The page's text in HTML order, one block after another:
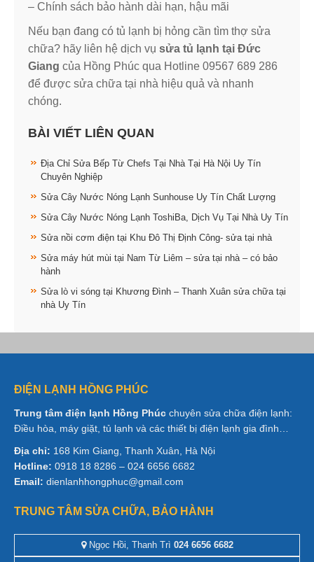
– Chính sách bảo hành dài hạn, hậu mãi
Nếu bạn đang có tủ lạnh bị hỏng cần tìm thợ sửa
chữa? hãy liên hệ dịch vụ sửa tủ lạnh tại Đức
Giang của Hồng Phúc qua Hotline 09567 689 286
để được sửa chữa tại nhà hiệu quả và nhanh
chóng.
BÀI VIẾT LIÊN QUAN
Địa Chỉ Sửa Bếp Từ Chefs Tại Nhà Tại Hà Nội Uy Tín
Chuyên Nghiệp
Sửa Cây Nước Nóng Lạnh Sunhouse Uy Tín Chất Lượng
Sửa Cây Nước Nóng Lạnh ToshiBa, Dịch Vụ Tại Nhà Uy Tín
Sửa nồi cơm điện tại Khu Đô Thị Định Công- sửa tại nhà
Sửa máy hút mùi tại Nam Từ Liêm – sửa tại nhà – có bảo
hành
Sửa lò vi sóng tại Khương Đình – Thanh Xuân sửa chữa tại
nhà Uy Tín
ĐIỆN LẠNH HỒNG PHÚC
Trung tâm điện lạnh Hồng Phúc chuyên sửa chữa điện lạnh:
Điều hòa, máy giặt, tủ lạnh và các thiết bị điện lạnh gia đình…
Địa chỉ: 168 Kim Giang, Thanh Xuân, Hà Nội
Hotline: 0918 18 8286 – 024 6656 6682
Email: dienlanhhongphuc@gmail.com
TRUNG TÂM SỬA CHỮA, BẢO HÀNH
Ngọc Hồi, Thanh Trì 024 6656 6682